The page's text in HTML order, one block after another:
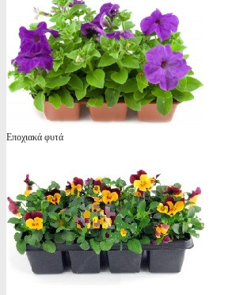
Εποχιακά φυτά